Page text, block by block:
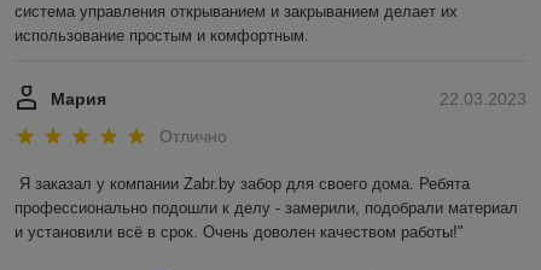
система управления открыванием и закрыванием делает их
использование простым и комфортным.
22.03.2023
Мария
Отлично
Я заказал у компании Zabr.by забор для своего дома. Ребята
профессионально подошли к делу - замерили, подобрали материал
и установили всё в срок. Очень доволен качеством работы!"